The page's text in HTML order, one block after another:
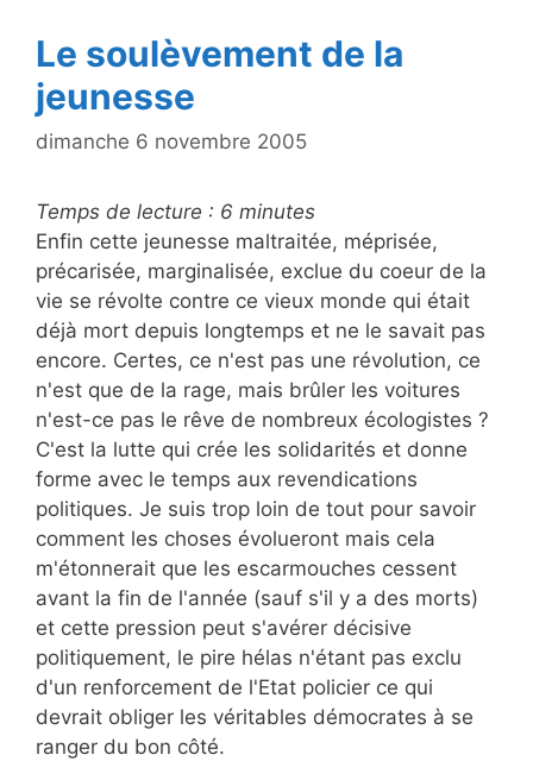
Le soulèvement de la
jeunesse
dimanche 6 novembre 2005
Temps de lecture : 6 minutes
Enfin cette jeunesse maltraitée, méprisée,
précarisée, marginalisée, exclue du coeur de la
vie se révolte contre ce vieux monde qui était
déjà mort depuis longtemps et ne le savait pas
encore. Certes, ce n'est pas une révolution, ce
n'est que de la rage, mais brûler les voitures
n'est-ce pas le rêve de nombreux écologistes ?
C'est la lutte qui crée les solidarités et donne
forme avec le temps aux revendications
politiques. Je suis trop loin de tout pour savoir
comment les choses évolueront mais cela
m'étonnerait que les escarmouches cessent
avant la fin de l'année (sauf s'il y a des morts)
et cette pression peut s'avérer décisive
politiquement, le pire hélas n'étant pas exclu
d'un renforcement de l'Etat policier ce qui
devrait obliger les véritables démocrates à se
ranger du bon côté.